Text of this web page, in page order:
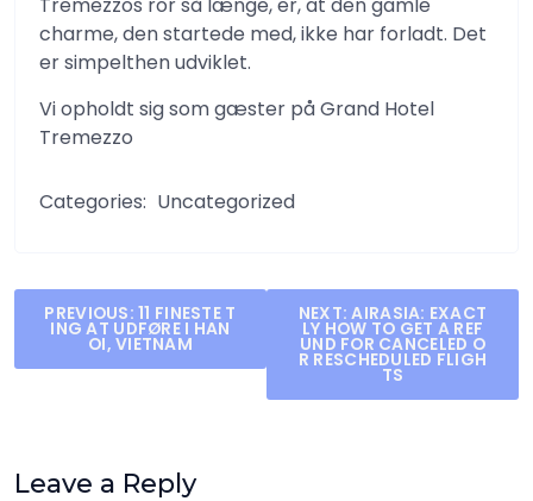
charme, den startede med, ikke har forladt. Det
er simpelthen udviklet.
Vi opholdt sig som gæster på Grand Hotel
Tremezzo
Categories: Uncategorized
Post
navigation
PREVIOUS: 11 FINESTE T
ING AT UDFØRE I HAN
OI, VIETNAM
NEXT: AIRASIA: EXACT
LY HOW TO GET A REF
UND FOR CANCELED O
R RESCHEDULED FLIGH
TS
Leave a Reply